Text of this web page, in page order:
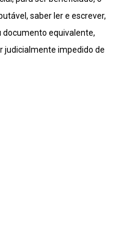
saber ler e escrever,
documento equivalente,
judicialmente impedido de